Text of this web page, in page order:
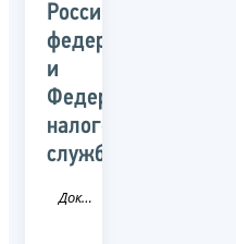
Российской
федерации
и
Федеральной
налоговой
службой
Документ